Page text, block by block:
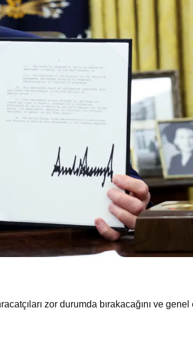
zor durumda bırakacağını ve